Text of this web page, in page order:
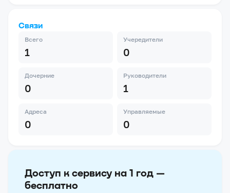
Связи
Всего
1
Учередители
0
Дочерние
0
Руководители
1
Адреса
0
Управляемые
0
Доступ к сервису на 1 год —
бесплатно